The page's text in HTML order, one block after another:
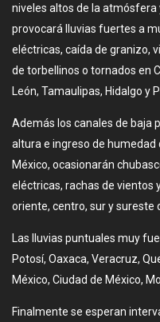
niveles altos de la atmósfera
provocará lluvias fuertes a
eléctricas, caída de granizo,
de torbellinos o tornados en
León, Tamaulipas, Hidalgo y
Además los canales de baja
altura e ingreso de humedad
México, ocasionarán
eléctricas, rachas de vientos
oriente, centro, sur y sureste
Las lluvias puntuales muy
Potosí, Oaxaca, Veracruz,
México, Ciudad de México,
Finalmente se esperan